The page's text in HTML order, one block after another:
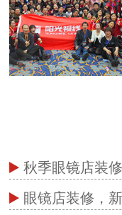
秋季眼镜店装
眼镜店装修，